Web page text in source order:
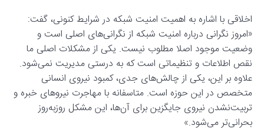
اخلاقی با اشاره به اهمیت امنیت شبکه در شرایط کنونی، گفت:
«امروز نگرانی درباره امنیت شبکه از نگرانی‌های اصلی است و
وضعیت موجود اصلا مطلوب نیست. یکی از مشکلات اصلی ما
نقص اطلاعات و تنظیماتی است که به درستی مدیریت نمی‌شود.
علاوه بر این، یکی از چالش‌های جدی، کمبود نیروی انسانی
متخصص در این حوزه است. متاسفانه با مهاجرت نیروهای خبره و
تربیت‌نشدن نیروی جایگزین برای آن‌ها، این مشکل روزبه‌روز
بحرانی‌تر می‌شود.»